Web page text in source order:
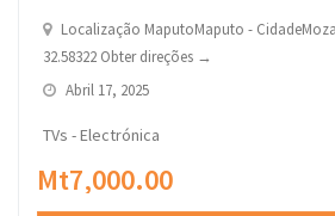
Localização MaputoMaputo -
32.58322 Obter direções →
Abril 17, 2025
TVs - Electrónica
Mt7,000.00